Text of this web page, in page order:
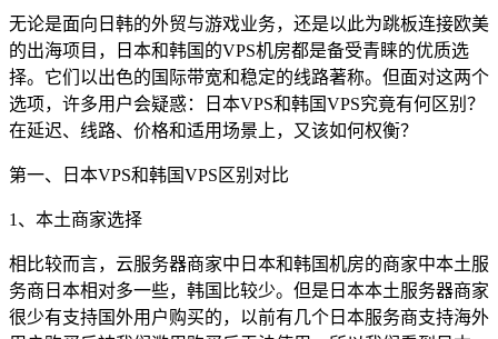
无论是面向日韩的外贸与游戏业务，还是以此为跳板连接欧美
的出海项目，日本和韩国的VPS机房都是备受青睐的优质选
择。它们以出色的国际带宽和稳定的线路著称。但面对这两个
选项，许多用户会疑惑：日本VPS和韩国VPS究竟有何区别？
在延迟、线路、价格和适用场景上，又该如何权衡？
第一、日本VPS和韩国VPS区别对比
1、本土商家选择
相比较而言，云服务器商家中日本和韩国机房的商家中本土服
务商日本相对多一些，韩国比较少。但是日本本土服务器商家
很少有支持国外用户购买的，以前有几个日本服务商支持海外